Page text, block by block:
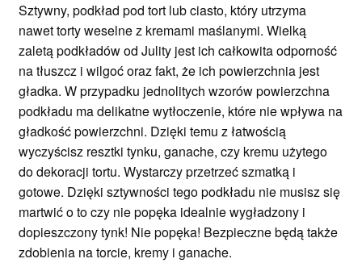
Sztywny, podkład pod tort lub ciasto, który utrzyma
nawet torty weselne z kremami maślanymi. Wielką
zaletą podkładów od Julity jest ich całkowita odporność
na tłuszcz i wilgoć oraz fakt, że ich powierzchnia jest
gładka. W przypadku jednolitych wzorów powierzchna
podkładu ma delikatne wytłoczenie, które nie wpływa na
gładkość powierzchni. Dzięki temu z łatwością
wyczyścisz resztki tynku, ganache, czy kremu użytego
do dekoracji tortu. Wystarczy przetrzeć szmatką i
gotowe. Dzięki sztywności tego podkładu nie musisz się
martwić o to czy nie popęka idealnie wygładzony i
dopieszczony tynk! Nie popęka! Bezpieczne będą także
zdobienia na torcie, kremy i ganache.